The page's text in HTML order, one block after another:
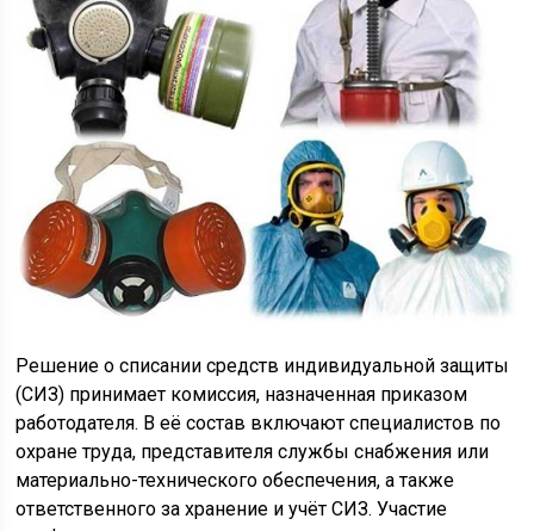
Решение о списании средств индивидуальной защиты
(СИЗ) принимает комиссия, назначенная приказом
работодателя. В её состав включают специалистов по
охране труда, представителя службы снабжения или
материально-технического обеспечения, а также
ответственного за хранение и учёт СИЗ. Участие